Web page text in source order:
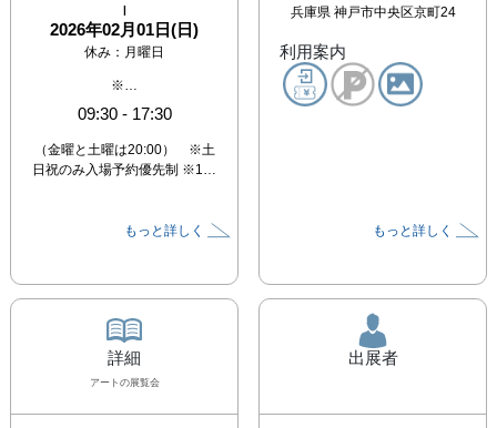
|
2026年02月01日(日)
休み： 月曜日
※…
09:30- 17:30
（金曜と土曜は20:00） ※土
日祝のみ入場予約優先制 ※1…
もっと詳しく
兵庫県 神戸市中央区京町24
利用案内
もっと詳しく
詳細
アート の展覧会
出展者